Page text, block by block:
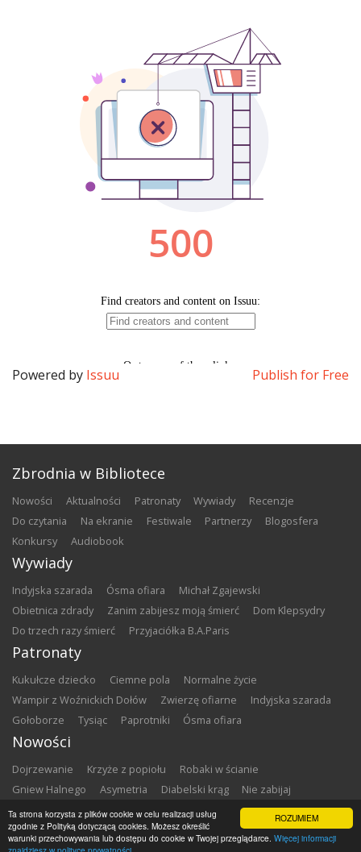
ROZUMIEM
Ta strona korzysta z plików cookie w celu realizacji usług
zgodnie z Polityką dotyczącą cookies. Możesz określić
warunki przechowywania lub dostępu do cookie w Twojej przeglądarce. Więcej informacji
Powered by Issuu Publish for Free
Zbrodnia w Bibliotece
nowości aktualności patronaty wywiady
recenzje
do czytania
na ekranie festiwale partnerzy
blogosfera
konkursy
audiobook
Wywiady
Indyjska szarada Ósma ofiara
Michał Zgajewski
Obietnica zdrady
Zanim zabijesz moją śmierć
Dom Klepsydry
Do trzech razy śmierć
Przyjaciółka B.A.Paris
Patronaty
Kukułcze dziecko Ciemne pola
Normalne życie
Wampir z Woźnickich Dołów
Zwierzę ofiarne
Indyjska szarada
Gołoborze
Tysiąc Paprotniki Ósma ofiara
Nowości
Dojrzewanie Krzyże z popiołu
Robaki w ścianie
Gniew Halnego
Asymetria Diabelski krąg
Nie zabijaj
Dowody zbrodni
Zemsta Matki chrzestne
Copyright ©2026Zbrodnia w Bibliotece